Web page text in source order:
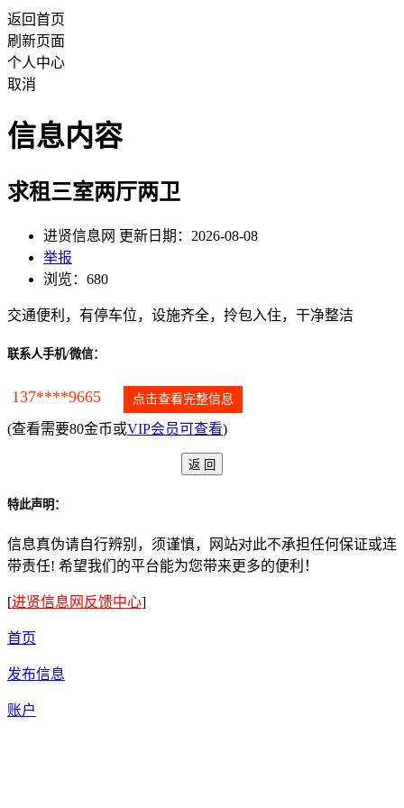
返回首页
刷新页面
个人中心
取消
信息内容
求租三室两厅两卫
进贤信息网 更新日期：2026-08-08
举报
浏览：680
交通便利，有停车位，设施齐全，拎包入住，干净整洁
联系人手机/微信：
137****9665 点击查看完整信息
(查看需要80金币或VIP会员可查看)
特此声明：
信息真伪请自行辨别，须谨慎，网站对此不承担任何保证或连
带责任! 希望我们的平台能为您带来更多的便利！
[进贤信息网反馈中心]
首页
发布信息
账户